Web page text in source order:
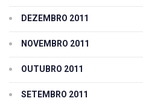
DEZEMBRO 2011
NOVEMBRO 2011
OUTUBRO 2011
SETEMBRO 2011